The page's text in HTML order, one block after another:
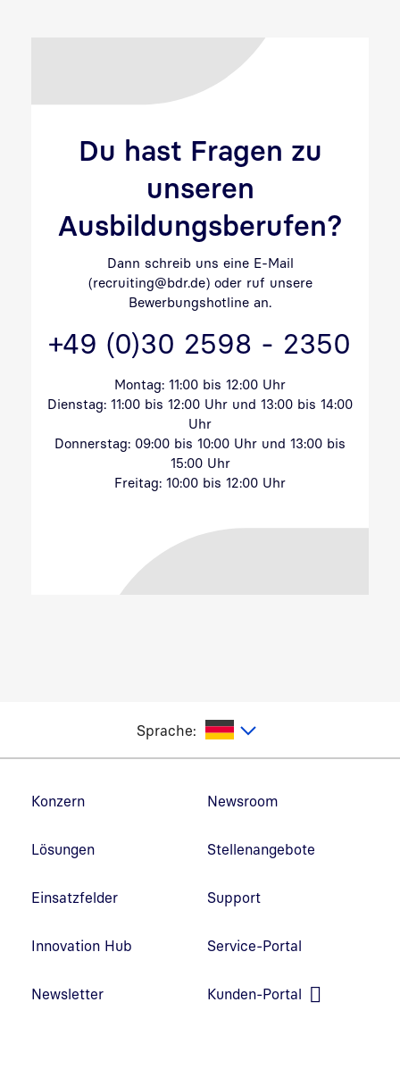
Du hast Fragen zu
unseren
Ausbildungsberufen?
Dann schreib uns eine E-Mail
(recruiting@bdr.de) oder ruf unsere
Bewerbungshotline an.
+49 (0)30 2598 - 2350
Montag: 11:00 bis 12:00 Uhr
Dienstag: 11:00 bis 12:00 Uhr und 13:00 bis 14:00
Uhr
Donnerstag: 09:00 bis 10:00 Uhr und 13:00 bis
15:00 Uhr
Freitag: 10:00 bis 12:00 Uhr
Sprache:
Konzern
Lösungen
Einsatzfelder
Innovation Hub
Newsletter
Newsroom
Stellenangebote
Support
Service-Portal
Kunden-Portal